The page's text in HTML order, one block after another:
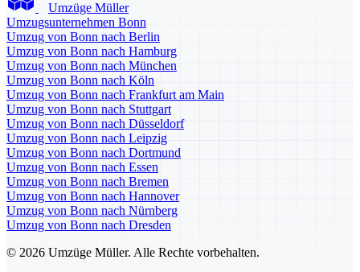
Umzüge Müller
Umzugsunternehmen Bonn
Umzug von Bonn nach Berlin
Umzug von Bonn nach Hamburg
Umzug von Bonn nach München
Umzug von Bonn nach Köln
Umzug von Bonn nach Frankfurt am Main
Umzug von Bonn nach Stuttgart
Umzug von Bonn nach Düsseldorf
Umzug von Bonn nach Leipzig
Umzug von Bonn nach Dortmund
Umzug von Bonn nach Essen
Umzug von Bonn nach Bremen
Umzug von Bonn nach Hannover
Umzug von Bonn nach Nürnberg
Umzug von Bonn nach Dresden
© 2026 Umzüge Müller. Alle Rechte vorbehalten.